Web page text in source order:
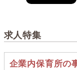
求人特集
企業内保育所の